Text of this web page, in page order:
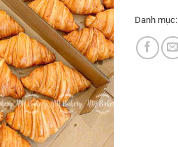
Danh mục: